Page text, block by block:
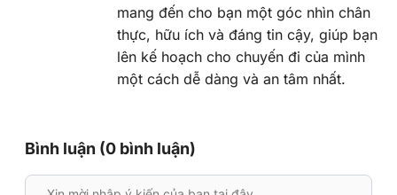
mang đến cho bạn một góc nhìn chân
thực, hữu ích và đáng tin cậy, giúp bạn
lên kế hoạch cho chuyến đi của mình
một cách dễ dàng và an tâm nhất.
Bình luận (0 bình luận)